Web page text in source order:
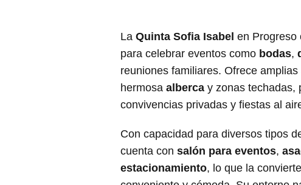
La Quinta Sofia Isabel en Progreso
para celebrar eventos como bodas,
reuniones familiares. Ofrece amplias
hermosa alberca y zonas techadas,
convivencias privadas y fiestas al
Con capacidad para diversos tipos
cuenta con salón para eventos,
estacionamiento, lo que la